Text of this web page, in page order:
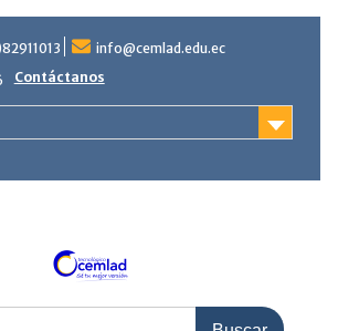
info@cemlad.edu.ec
Contáctanos